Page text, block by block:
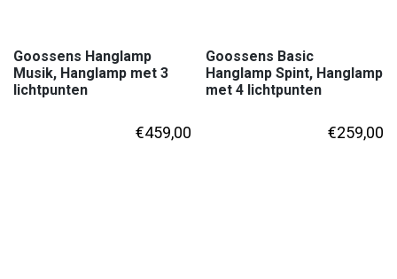
Goossens Hanglamp
Musik, Hanglamp met 3
lichtpunten
€459,00
Goossens Basic
Hanglamp Spint, Hanglamp
met 4 lichtpunten
€259,00